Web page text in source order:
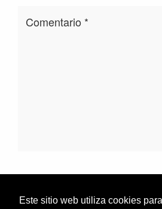
Este sitio web utiliza cookies